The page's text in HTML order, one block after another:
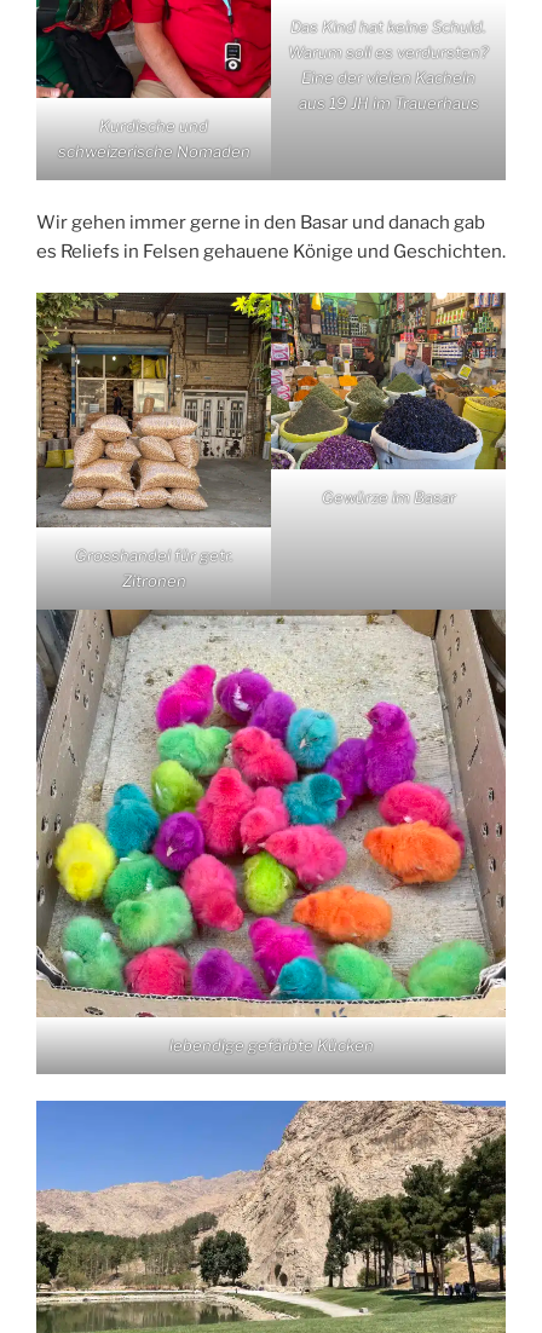
Kurdische und
schweizerische Nomaden
Das Kind hat keine Schuld.
Warum soll es verdursten?
Eine der vielen Kacheln
aus 19 JH im Trauerhaus
Wir gehen immer gerne in den Basar und danach gab
es Reliefs in Felsen gehauene Könige und Geschichten.
Grosshandel für getr.
Zitronen
Gewürze im Basar
lebendige gefärbte Kücken